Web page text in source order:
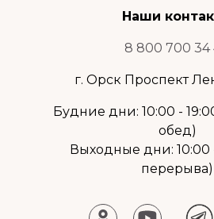
Наши
8 800 700 34
г. Орск Проспект
Будние дни: 10:00 -
обед)
Выходные дни: 10:00
перерыва)